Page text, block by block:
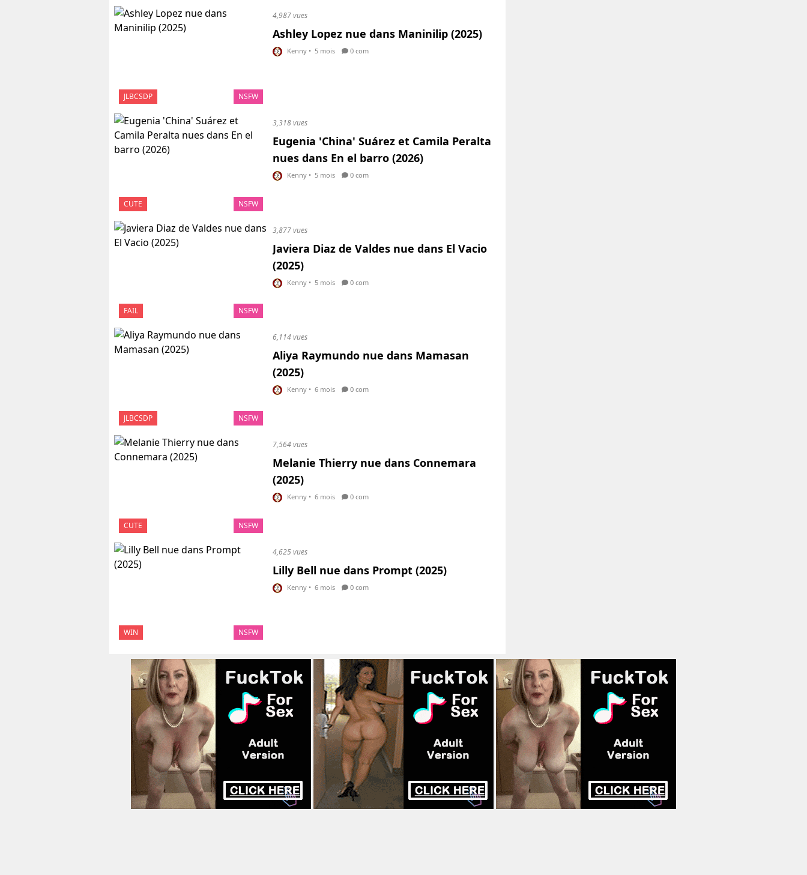
JLBCSDP NSFW
4,987 vues
Ashley Lopez nue dans Maninilip (2025)
Kenny • 5 mois 0 com
CUTE NSFW
3,318 vues
Eugenia 'China' Suárez et Camila Peralta
nues dans En el barro (2026)
Kenny • 5 mois 0 com
FAIL NSFW
3,877 vues
Javiera Diaz de Valdes nue dans El Vacio
(2025)
Kenny • 5 mois 0 com
JLBCSDP NSFW
6,114 vues
Aliya Raymundo nue dans Mamasan
(2025)
Kenny • 6 mois 0 com
CUTE NSFW
7,564 vues
Melanie Thierry nue dans Connemara
(2025)
Kenny • 6 mois 0 com
WIN NSFW
4,625 vues
Lilly Bell nue dans Prompt (2025)
Kenny • 6 mois 0 com